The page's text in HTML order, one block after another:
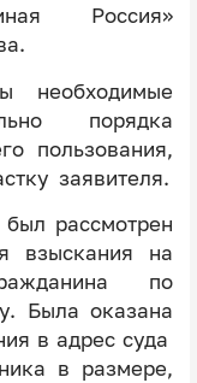
Россия»
порядка
пользования,
заявителя.
рассмотрен
взыскания на
по
Была оказана
в адрес суда
в размере,